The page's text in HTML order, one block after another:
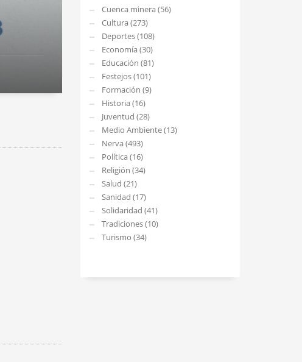
Cuenca minera (56)
Cultura (273)
Deportes (108)
Economía (30)
Educación (81)
Festejos (101)
Formación (9)
Historia (16)
Juventud (28)
Medio Ambiente (13)
Nerva (493)
Política (16)
Religión (34)
Salud (21)
Sanidad (17)
Solidaridad (41)
Tradiciones (10)
Turismo (34)